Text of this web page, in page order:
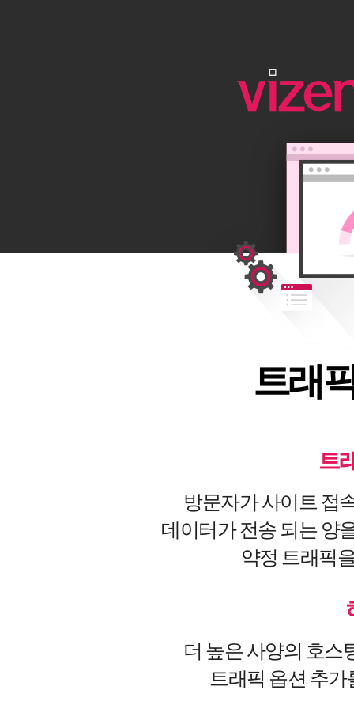
트래
트
방문자가 사이트 접
데이터가 전송 되는 양
약정 트래픽
더 높은 사양의 호스
트래픽 옵션 추가